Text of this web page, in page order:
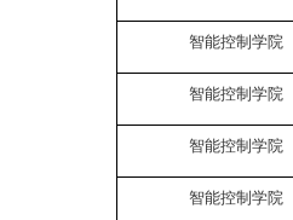
智能控制学院
智能控制学院
智能控制学院
智能控制学院